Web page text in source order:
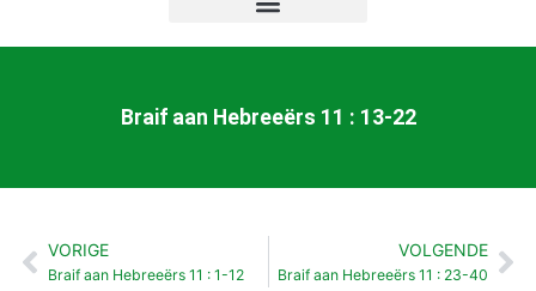
Braif aan Hebreeërs 11 : 13-22
Vorige
VORIGE
Braif aan Hebreeërs 11 : 1-12
VOLGENDE
Braif aan Hebreeërs 11 : 23-40